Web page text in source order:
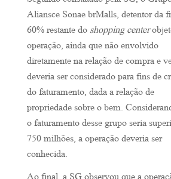
Aliansce Sonae brMalls, detentor da
60% restante do shopping center
operação, ainda que não envolvido
diretamente na relação de compra e
deveria ser considerado para fins de
do faturamento, dada a relação de
propriedade sobre o bem.
o faturamento desse grupo seria
750 milhões, a operação deveria ser
conhecida.